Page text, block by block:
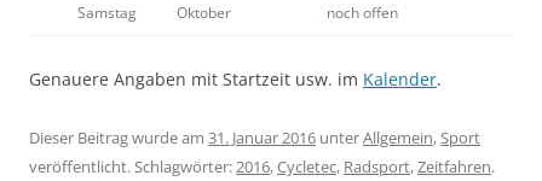
Samstag Oktober noch offen
Genauere Angaben mit Startzeit usw. im Kalender.
Dieser Beitrag wurde am 31. Januar 2016 unterAllgemein,Sport
veröffentlicht. Schlagwörter:2016,Cycletec, Radsport,Zeitfahren.